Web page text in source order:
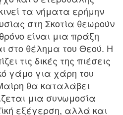
τα νήματα ερήμην
στη Σκοτία θεωρούν
είναι μια πράξη
στο θέλημα του Θεού. Η
τις δικές της πιέσεις
γάμο για χάρη του
θα καταλάβει
μια συνωμοσία
εξέγερση, αλλά και